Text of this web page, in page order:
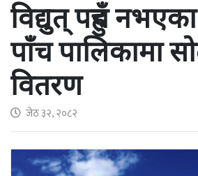
विद्युत् पहुँच
पाँच पालिकामा
वितरण
जेठ ३२, २०८२